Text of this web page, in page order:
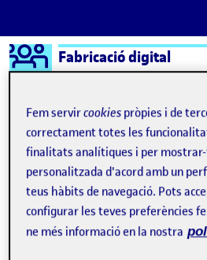
Saltar al contingut
Logo Ágora
Fabricació digital
Semestre 20222 - Aula 1 Diego
Diego Felipe
Bravo
Fem servircookies pròpies i de
correctament totes les
finalitats analítiques i per
personalitzada d'acord amb un
teus hàbits de navegació. Pots
configurar les teves preferències
ne més informació en la nostra